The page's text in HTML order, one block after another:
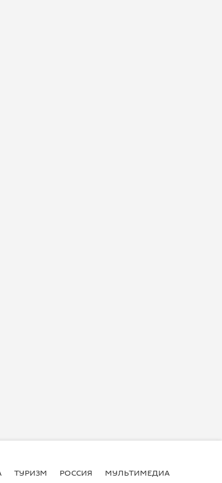
ТУРИЗМ РОССИЯ МУЛЬТИМЕДИА